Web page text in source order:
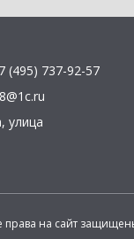
(495) 737-92-57
, улица
права на сайт